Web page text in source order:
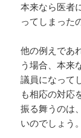
本来なら医者
ってしまった
他の例えであ
う場合、本来
議員になって
も相応の対応
振る舞うのは
いのでしょう。